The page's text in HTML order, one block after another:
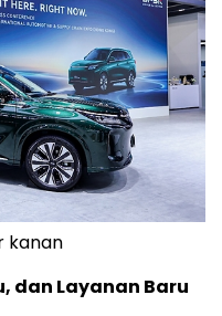
kanan
dan Layanan Baru